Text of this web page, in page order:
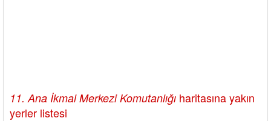
11. Ana İkmal Merkezi Komutanlığı haritasına yakın
yerler listesi